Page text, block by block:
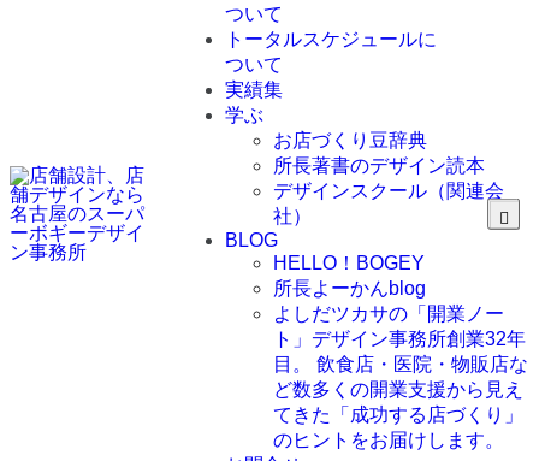
ついて
トータルスケジュールに
ついて
実績集
学ぶ
お店づくり豆辞典
所長著書のデザイン読本
デザインスクール（関連会
社）
BLOG
HELLO！BOGEY
所長よーかんblog
よしだツカサの「開業ノー
ト」 デザイン事務所創業32年
目。 飲食店・医院・物販店な
ど数多くの開業支援から見え
てきた「成功する店づくり」
のヒントをお届けします。